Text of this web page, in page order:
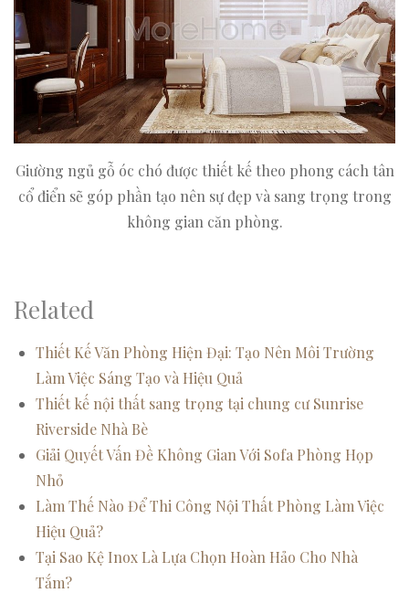
Giường ngủ gỗ óc chó được thiết kế theo phong cách tân
cổ điển sẽ góp phần tạo nên sự đẹp và sang trọng trong
không gian căn phòng.
Related
Thiết Kế Văn Phòng Hiện Đại: Tạo Nên Môi Trường
Làm Việc Sáng Tạo và Hiệu Quả
Thiết kế nội thất sang trọng tại chung cư Sunrise
Riverside Nhà Bè
Giải Quyết Vấn Đề Không Gian Với Sofa Phòng Họp
Nhỏ
Làm Thế Nào Để Thi Công Nội Thất Phòng Làm Việc
Hiệu Quả?
Tại Sao Kệ Inox Là Lựa Chọn Hoàn Hảo Cho Nhà
Tắm?